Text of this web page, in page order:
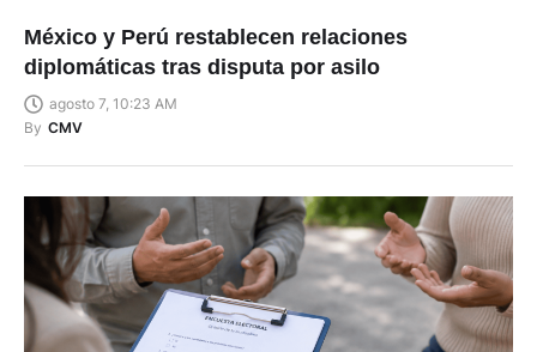
diplomáticas tras disputa por asilo
agosto 7, 10:23 AM
By